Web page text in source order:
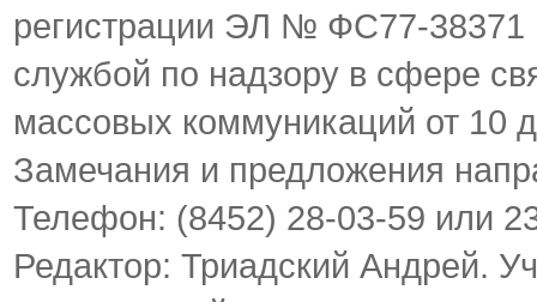
регистрации ЭЛ № ФС77-38371
службой по надзору в сфере
массовых коммуникаций от 10
Замечания и предложения
Телефон: (8452) 28-03-59 или
Редактор: Триадский Андрей.